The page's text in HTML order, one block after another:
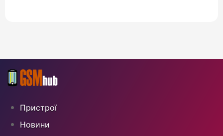
Пристрої
Новини